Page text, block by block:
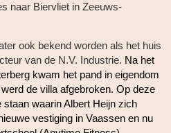
naar Biervliet in Zeeuws-
ook bekend worden als het huis
van de N.V. Industrie. Na het
kwam het pand in eigendom
de villa afgebroken. Op deze
waarin Albert Heijn zich
vestiging in Vaassen en nu